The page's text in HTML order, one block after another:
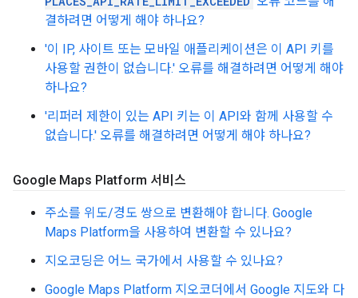
결하려면 어떻게 해야 하나요?
'이 IP, 사이트 또는 모바일 애플리케이션은 이 API 키를
사용할 권한이 없습니다.' 오류를 해결하려면 어떻게 해야
하나요?
'리퍼러 제한이 있는 API 키는 이 API와 함께 사용할 수
없습니다.' 오류를 해결하려면 어떻게 해야 하나요?
Google Maps Platform 서비스
주소를 위도/경도 쌍으로 변환해야 합니다. Google
Maps Platform을 사용하여 변환할 수 있나요?
지오코딩은 어느 국가에서 사용할 수 있나요?
Google Maps Platform 지오코더에서 Google 지도와 다